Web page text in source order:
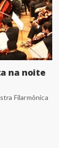
na noite
Filarmônica